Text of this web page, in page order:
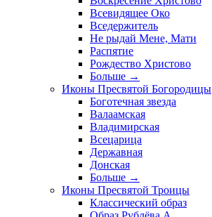
Всевидящее Око
Вседержитель
Не рыдай Мене, Мати
Распятие
Рождество Христово
Больше →
Иконы Пресвятой Богородицы
Боготечная звезда
Валаамская
Владимирская
Всецарица
Державная
Донская
Больше →
Иконы Пресвятой Троицы
Классический образ